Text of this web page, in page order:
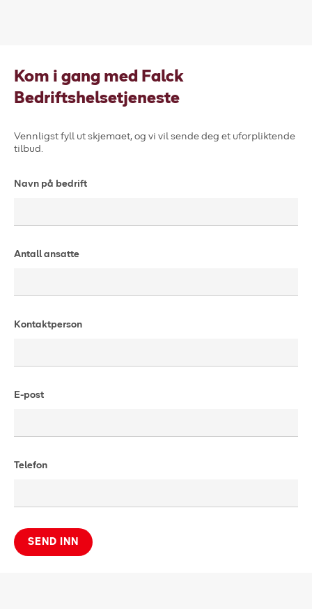
Kom i gang med Falck
Bedriftshelsetjeneste
Vennligst fyll ut skjemaet, og vi vil sende deg et uforpliktende
tilbud.
Navn på bedrift
Antall ansatte
Kontaktperson
E-post
Telefon
SEND INN